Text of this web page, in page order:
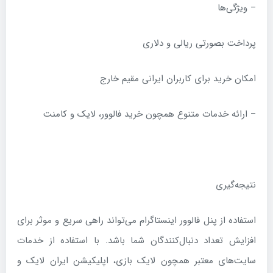
– ویژگی‌ها
پرداخت بصورتی ریالی و دلاری
امکان خرید برای کاربران ایرانی مقیم خارج
– ارائه خدمات متنوع همچون خرید فالوور، لایک و کامنت
نتیجه‌گیری
استفاده از پنل فالوور اینستاگرام می‌تواند راهی سریع و موثر برای
افزایش تعداد دنبال‌کنندگان شما باشد. با استفاده از خدمات
سایت‌های معتبر همچون لایک بازی، اپلیکیشن ایران لایک و